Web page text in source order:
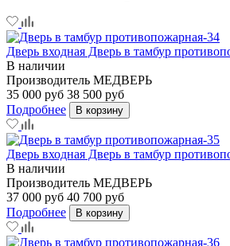
Дверь входная Дверь в тамбур
В наличии
Производитель МЕДВЕРЬ
35 000 руб 38 500 руб
Подробнее
В корзину
Дверь входная Дверь в тамбур
В наличии
Производитель МЕДВЕРЬ
37 000 руб 40 700 руб
Подробнее
В корзину